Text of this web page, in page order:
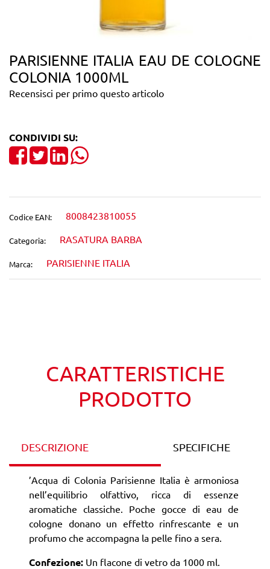
PARISIENNE ITALIA EAU DE COLOGNE
COLONIA 1000ML
Recensisci per primo questo articolo
CONDIVIDI SU:
Share on Facebook
TweetShare on LinkedIn
Codice EAN: 8008423810055
Categoria: RASATURA BARBA
Marca: PARISIENNE ITALIA
CARATTERISTICHE
PRODOTTO
DESCRIZIONE SPECIFICHE
’Acqua di Colonia Parisienne Italia è armoniosa
nell’equilibrio olfattivo, ricca di essenze
aromatiche classiche. Poche gocce di eau de
cologne donano un effetto rinfrescante e un
profumo che accompagna la pelle fino a sera.
Confezione: Un flacone di vetro da 1000 ml.